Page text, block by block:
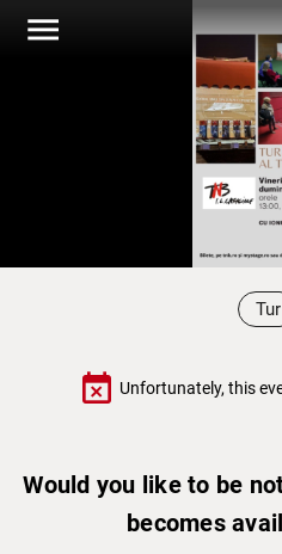
menu
Tur
event_busy Unfortunately, this
Would you like to be
becomes